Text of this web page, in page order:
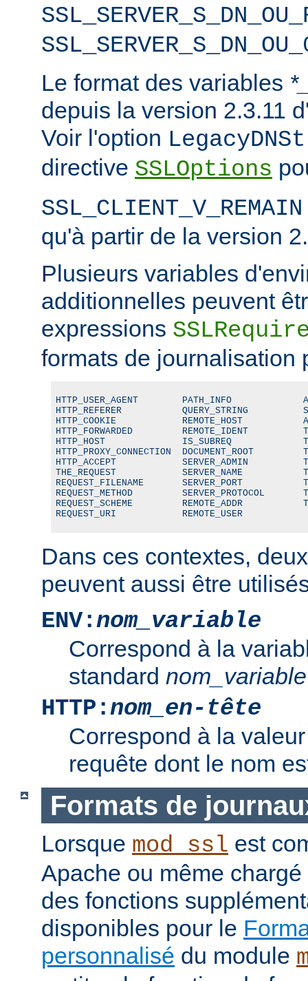
Le format des variables
depuis la version 2.3.11
Voir l'option
directive SSLOptions
SSL_CLIENT_V_REMAIN
qu'à partir de la version
Plusieurs variables
additionnelles peuvent
expressions
formats de journalisation
HTTP_USER_AGENT        PATH_INFO
HTTP_REFERER           QUERY_STRING
HTTP_COOKIE            REMOTE_HOST
HTTP_FORWARDED         REMOTE_IDENT
HTTP_HOST              IS_SUBREQ
HTTP_PROXY_CONNECTION  DOCUMENT_ROOT
HTTP_ACCEPT            SERVER_ADMIN
THE_REQUEST            SERVER_NAME
REQUEST_FILENAME       SERVER_PORT
REQUEST_METHOD         SERVER_PROTOCOL
REQUEST_SCHEME         REMOTE_ADDR
REQUEST_URI            REMOTE_USER
Dans ces contextes,
peuvent aussi être
ENV:nom_variable
Correspond à la
standard nom_variable
HTTP:nom_en-tête
Correspond à la
requête dont le nom
Formats de
Lorsque mod_ssl est
Apache ou même
des fonctions
disponibles pour le
personnalisé du module